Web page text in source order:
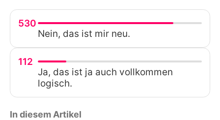
530
Nein, das ist mir neu.
112
Ja, das ist ja auch vollkommen
logisch.
In diesem Artikel